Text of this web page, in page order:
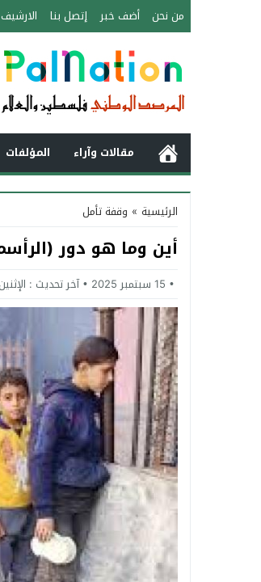
من نحن أضف خبر إتصل بنا
مقالات وآراء المؤلفات
الرئيسية » وقفة تأمل
أين وما هو دور
15 سبتمبر 2025 آخر تحديث : الإثنين, 15 سبتمبر, 2025 -